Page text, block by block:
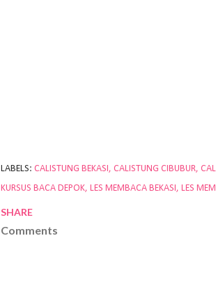
LABELS: CALISTUNG BEKASI CALISTUNG CIBUBUR
KURSUS BACA DEPOK LES MEMBACA BEKASI LES
SHARE
Comments